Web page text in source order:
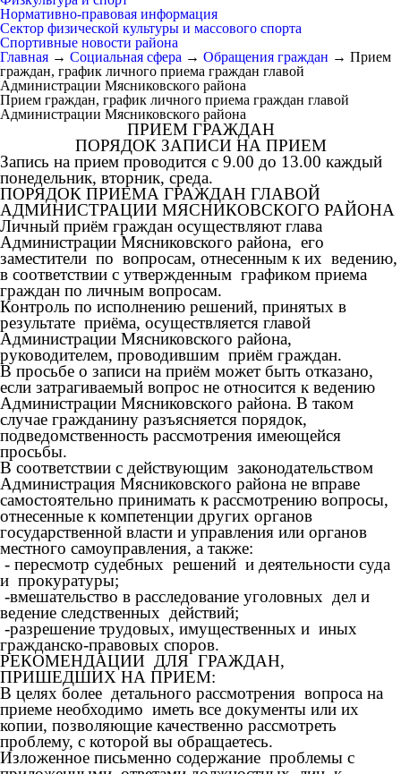
Нормативно-правовая информация
Сектор физической культуры и массового спорта
Спортивные новости района
Главная → Социальная сфера → Обращения граждан → Прием
граждан, график личного приема граждан главой
Администрации Мясниковского района
Прием граждан, график личного приема граждан главой
Администрации Мясниковского района
ПРИЕМ ГРАЖДАН
ПОРЯДОК ЗАПИСИ НА ПРИЕМ
Запись на прием проводится с 9.00 до 13.00 каждый
понедельник, вторник, среда.
ПОРЯДОК ПРИЕМА ГРАЖДАН ГЛАВОЙ
АДМИНИСТРАЦИИ МЯСНИКОВСКОГО РАЙОНА
Личный приём граждан осуществляют глава
Администрации Мясниковского района, его
заместители по вопросам, отнесенным к их ведению,
в соответствии с утвержденным графиком приема
граждан по личным вопросам.
Контроль по исполнению решений, принятых в
результате приёма, осуществляется главой
Администрации Мясниковского района,
руководителем, проводившим приём граждан.
В просьбе о записи на приём может быть отказано,
если затрагиваемый вопрос не относится к ведению
Администрации Мясниковского района. В таком
случае гражданину разъясняется порядок,
подведомственность рассмотрения имеющейся
просьбы.
В соответствии с действующим законодательством
Администрация Мясниковского района не вправе
самостоятельно принимать к рассмотрению вопросы,
отнесенные к компетенции других органов
государственной власти и управления или органов
местного самоуправления, а также:
- пересмотр судебных решений и деятельности суда
и прокуратуры;
-вмешательство в расследование уголовных дел и
ведение следственных действий;
-разрешение трудовых, имущественных и иных
гражданско-правовых споров.
РЕКОМЕНДАЦИИ ДЛЯ ГРАЖДАН,
ПРИШЕДШИХ НА ПРИЕМ:
В целях более детального рассмотрения вопроса на
приеме необходимо иметь все документы или их
копии, позволяющие качественно рассмотреть
проблему, с которой вы обращаетесь.
Изложенное письменно содержание проблемы с